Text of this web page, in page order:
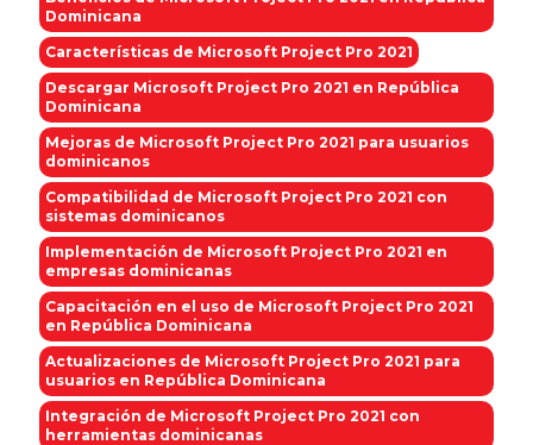
Dominicana
Características de Microsoft Project Pro 2021
Descargar Microsoft Project Pro 2021 en República
Dominicana
Mejoras de Microsoft Project Pro 2021 para usuarios
dominicanos
Compatibilidad de Microsoft Project Pro 2021 con
sistemas dominicanos
Implementación de Microsoft Project Pro 2021 en
empresas dominicanas
Capacitación en el uso de Microsoft Project Pro 2021
en República Dominicana
Actualizaciones de Microsoft Project Pro 2021 para
usuarios en República Dominicana
Integración de Microsoft Project Pro 2021 con
herramientas dominicanas